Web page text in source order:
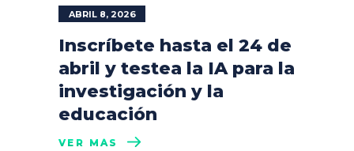
ABRIL 8, 2026
Inscríbete hasta el 24 de
abril y testea la IA para la
investigación y la
educación
VER MÁS